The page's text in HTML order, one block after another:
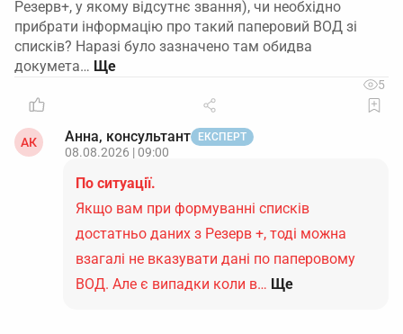
Резерв+, у якому відсутнє звання), чи необхідно
прибрати інформацію про такий паперовий ВОД зі
списків? Наразі було зазначено там обидва
докумета…
5
АК Анна, консультант ЕКСПЕРТ
08.08.2026 | 09:00
По ситуації.
Якщо вам при формуванні списків
достатньо даних з Резерв +, тоді можна
взагалі не вказувати дані по паперовому
ВОД. Але є випадки коли в… Ще